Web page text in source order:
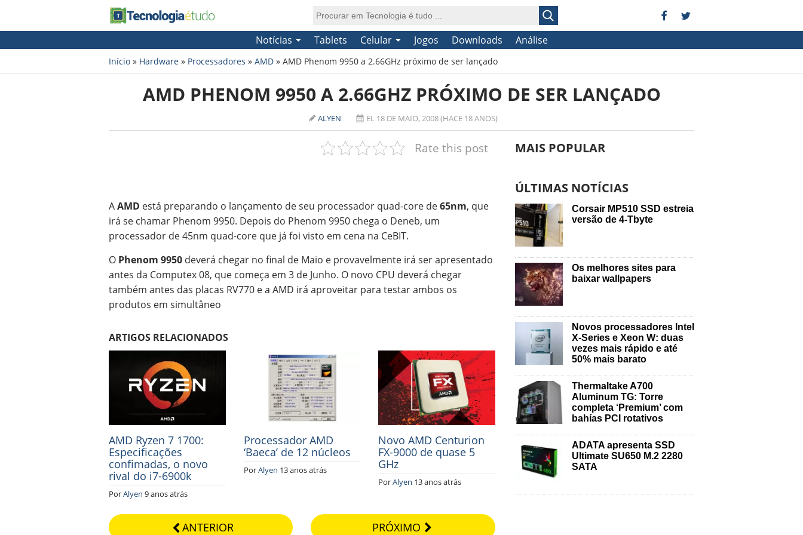
Notícias Tablets Celular Jogos Downloads Análise
Início » Hardware » Processadores » AMD » AMD Phenom 9950 a 2.66GHz próximo de ser lançado
AMD PHENOM 9950 A 2.66GHZ PRÓXIMO DE SER LANÇADO
ALYEN EL 18 DE MAIO, 2008 (HACE 18 ANOS)
Rate this post
AAMD está preparando o lançamento de seu processador quad-core de65nm, que
irá se chamar Phenom 9950. Depois do Phenom 9950 chega o Deneb, um
processador de 45nm quad-core que já foi visto em cena na CeBIT.
O Phenom 9950 deverá chegar no final de Maio e provavelmente irá ser apresentado
antes da Computex 08, que começa em 3 de Junho. O novo CPU deverá chegar
também antes das placas RV770 e a AMD irá aproveitar para testar ambos os
produtos em simultâneo
ARTIGOS RELACIONADOS
AMD Ryzen 7 1700:
Especificações
confimadas, o novo
rival do i7-6900k
PorAlyen 9 anos atrás
Processador AMD
‘Baeca’ de 12 núcleos
PorAlyen 13 anos atrás
Novo AMD Centurion
FX-9000 de quase 5
GHz
PorAlyen 13 anos atrás
ANTERIOR PRÓXIMO
MAIS POPULAR
ÚLTIMAS NOTÍCIAS
Corsair MP510 SSD estreia
versão de 4-Tbyte
Os melhores sites para
baixar wallpapers
Novos processadores Intel
X-Series e Xeon W: duas
vezes mais rápido e até
50% mais barato
Thermaltake A700
Aluminum TG: Torre
completa ‘Premium’ com
bahías PCI rotativos
ADATA apresenta SSD
Ultimate SU650 M.2 2280
SATA